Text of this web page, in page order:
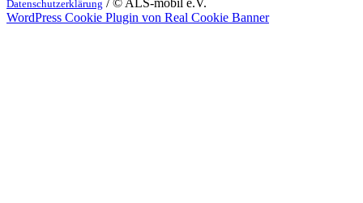
Datenschutzerklärung
WordPress Cookie Plugin von Real Cookie Banner